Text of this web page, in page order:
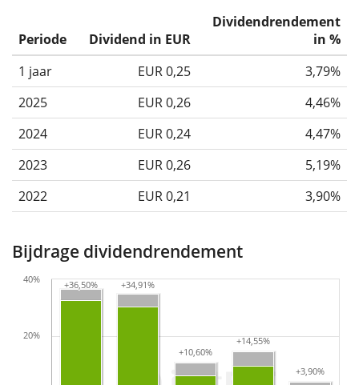
Periode Dividend in EUR
Dividendrendement
in %
1 jaar
EUR 0,25
3,79%
2025
EUR 0,26
4,46%
2024
EUR 0,24
4,47%
2023
EUR 0,26
5,19%
2022
EUR 0,21 3,90%
Bijdrage dividendrendement
+36,50%
+36,50% +34,91%
+34,91%
+10,60%
+10,60%
+14,55%
+14,55%
+3,90%
+3,90%
20%
40%